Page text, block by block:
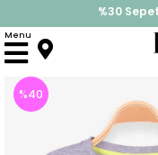
%30
İndirimlere ek
Menu
Anasayfa
%40